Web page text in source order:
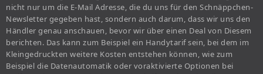
nicht nur um die E-Mail Adresse, die du uns für den Schnäppchen-
Newsletter gegeben hast, sondern auch darum, dass wir uns den
Händler genau anschauen, bevor wir über einen Deal von Diesem
berichten. Das kann zum Beispiel ein Handytarif sein, bei dem im
Kleingedruckten weitere Kosten entstehen können, wie zum
Beispiel die Datenautomatik oder voraktivierte Optionen bei